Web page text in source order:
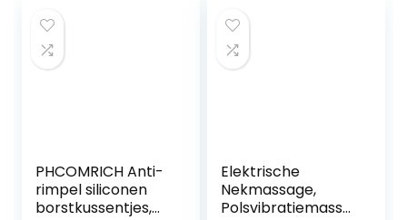
PHCOMRICH Anti-
rimpel siliconen
borstkussentjes,
Elektrische
Nekmassage,
Polsvibratiemassa